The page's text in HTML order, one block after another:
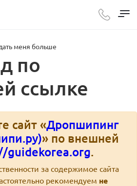
по
ссылке
меня больше
сайт «Дропшипинг
» по внешней
guidekorea.org.
за содержимое сайта
рекомендуем не